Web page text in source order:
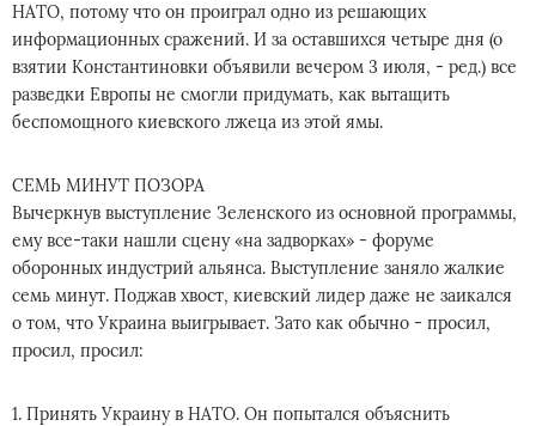
НАТО, потому что он проиграл одно из решающих
информационных сражений. И за оставшихся четыре дня (о
взятии Константиновки объявили вечером 3 июля, - ред.) все
разведки Европы не смогли придумать, как вытащить
беспомощного киевского лжеца из этой ямы.
СЕМЬ МИНУТ ПОЗОРА
Вычеркнув выступление Зеленского из основной программы,
ему все-таки нашли сцену «на задворках» - форуме
оборонных индустрий альянса. Выступление заняло жалкие
семь минут. Поджав хвост, киевский лидер даже не заикался
о том, что Украина выигрывает. Зато как обычно - просил,
просил, просил:
1. Принять Украину в НАТО. Он попытался объяснить